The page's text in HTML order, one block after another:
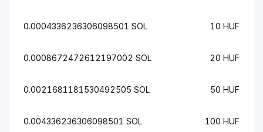
0.0004336236306098501 SOL 10 HUF
0.0008672472612197002 SOL 20 HUF
0.0021681181530492505 SOL 50 HUF
0.004336236306098501 SOL 100 HUF